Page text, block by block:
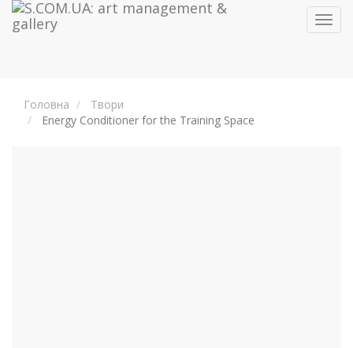
Головна
Твори
Energy Conditioner for the Training Space